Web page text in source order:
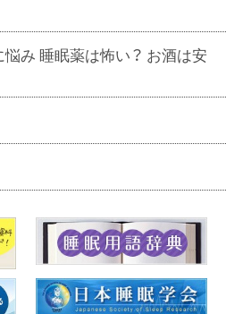
み 睡眠薬は怖い？ お酒は安